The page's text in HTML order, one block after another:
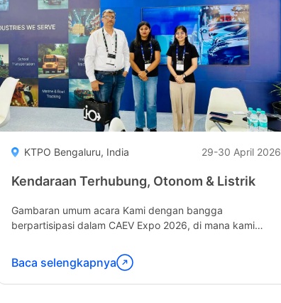
KTPO Bengaluru, India 29-30 April 2026
Kendaraan Terhubung, Otonom & Listrik
Gambaran umum acara Kami dengan bangga
berpartisipasi dalam CAEV Expo 2026, di mana kami
kami, manajemen limbah cerdas, dan...
Lanjutkan
membaca
Baca selengkapnya